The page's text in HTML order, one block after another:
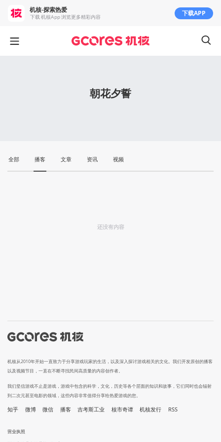
朝花夕誓
全部 播客 文章 资讯 视频
还没有内容
机核从2010年开始一直致力于分享游戏玩家的生活，以及深入探讨游戏相关的文化。我们开发原创的播客
以及视频节目，一直在不断寻找民间高质量的内容创作者。
我们坚信游戏不止是游戏，游戏中包含的科学，文化，历史等各个层面的知识和故事，它们同时也会辐射
到二次元甚至电影的领域，这些内容非常值得分享给热爱游戏的您。
知乎 微博 微信 播客 吉考斯工业 核市奇谭 机核发行 RSS
营业执照
机核-探索热爱
下载 机核App 浏览更多精彩内容 下载APP